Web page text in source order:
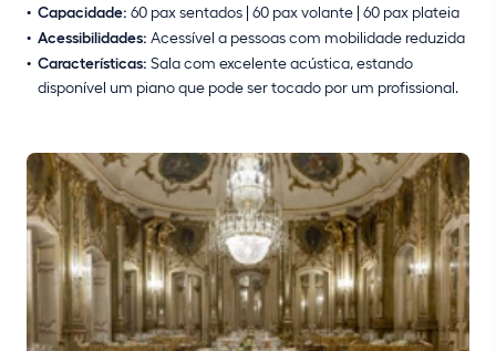
Capacidade: 60 pax sentados | 60 pax volante | 60 pax plateia
Acessibilidades: Acessível a pessoas com mobilidade reduzida
Características: Sala com excelente acústica, estando
disponível um piano que pode ser tocado por um profissional.